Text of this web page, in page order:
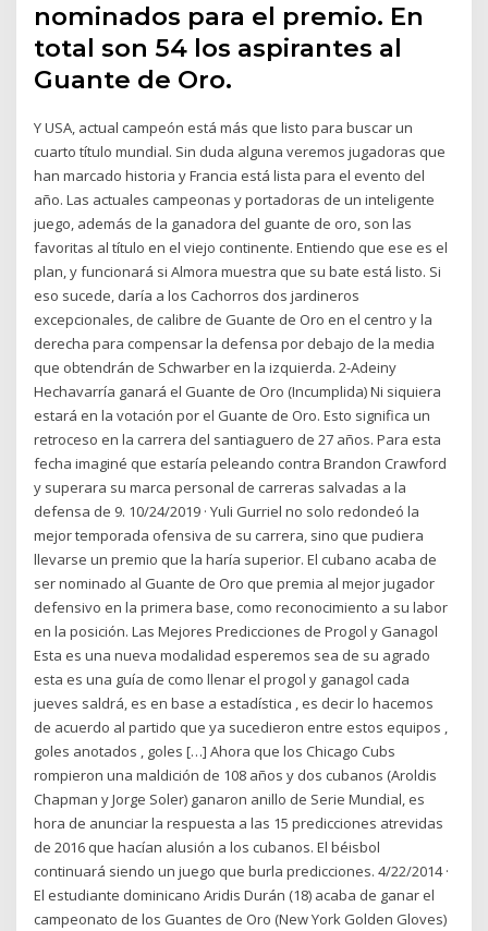
nominados para el premio. En
total son 54 los aspirantes al
Guante de Oro.
Y USA, actual campeón está más que listo para buscar un
cuarto título mundial. Sin duda alguna veremos jugadoras que
han marcado historia y Francia está lista para el evento del
año. Las actuales campeonas y portadoras de un inteligente
juego, además de la ganadora del guante de oro, son las
favoritas al título en el viejo continente. Entiendo que ese es el
plan, y funcionará si Almora muestra que su bate está listo. Si
eso sucede, daría a los Cachorros dos jardineros
excepcionales, de calibre de Guante de Oro en el centro y la
derecha para compensar la defensa por debajo de la media
que obtendrán de Schwarber en la izquierda. 2-Adeiny
Hechavarría ganará el Guante de Oro (Incumplida) Ni siquiera
estará en la votación por el Guante de Oro. Esto significa un
retroceso en la carrera del santiaguero de 27 años. Para esta
fecha imaginé que estaría peleando contra Brandon Crawford
y superara su marca personal de carreras salvadas a la
defensa de 9. 10/24/2019 · Yuli Gurriel no solo redondeó la
mejor temporada ofensiva de su carrera, sino que pudiera
llevarse un premio que la haría superior. El cubano acaba de
ser nominado al Guante de Oro que premia al mejor jugador
defensivo en la primera base, como reconocimiento a su labor
en la posición. Las Mejores Predicciones de Progol y Ganagol
Esta es una nueva modalidad esperemos sea de su agrado
esta es una guía de como llenar el progol y ganagol cada
jueves saldrá, es en base a estadística , es decir lo hacemos
de acuerdo al partido que ya sucedieron entre estos equipos ,
goles anotados , goles […] Ahora que los Chicago Cubs
rompieron una maldición de 108 años y dos cubanos (Aroldis
Chapman y Jorge Soler) ganaron anillo de Serie Mundial, es
hora de anunciar la respuesta a las 15 predicciones atrevidas
de 2016 que hacían alusión a los cubanos. El béisbol
continuará siendo un juego que burla predicciones. 4/22/2014 ·
El estudiante dominicano Aridis Durán (18) acaba de ganar el
campeonato de los Guantes de Oro (New York Golden Gloves)